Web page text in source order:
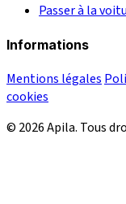
Passer à la
Informations
Mentions légales
cookies
© 2026 Apila. Tous